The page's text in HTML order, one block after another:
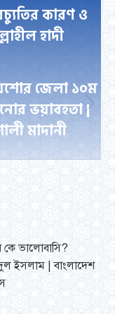
কারণ ও
হাদী
জেলা ১০ম
ভয়াবহতা |
মাদানী
ভালোবাসি?
ইসলাম | বাংলাদেশ